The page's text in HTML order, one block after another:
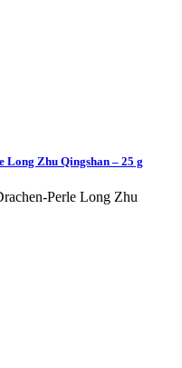
Long Zhu Qingshan – 25 g
Perle Long Zhu